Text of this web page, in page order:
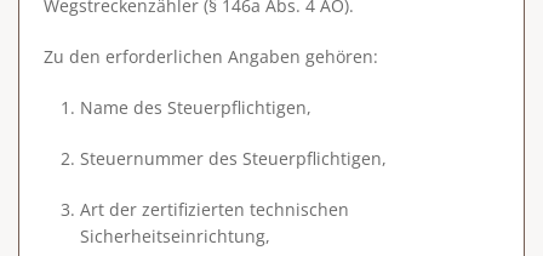
Wegstreckenzähler (§ 146a Abs. 4 AO).
Zu den erforderlichen Angaben gehören:
Name des Steuerpflichtigen,
Steuernummer des Steuerpflichtigen,
Art der zertifizierten technischen
Sicherheitseinrichtung,